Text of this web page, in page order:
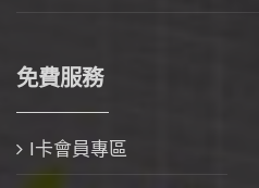
免費服務
I卡會員專區